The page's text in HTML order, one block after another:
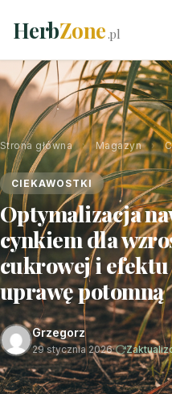
HerbZone.pl
Strona główna › Magazyn ›
CIEKAWOSTKI
Optymalizacja
cynkiem dla
cukrowej i
uprawę potomną
Grzegorz
29 stycznia 2026·